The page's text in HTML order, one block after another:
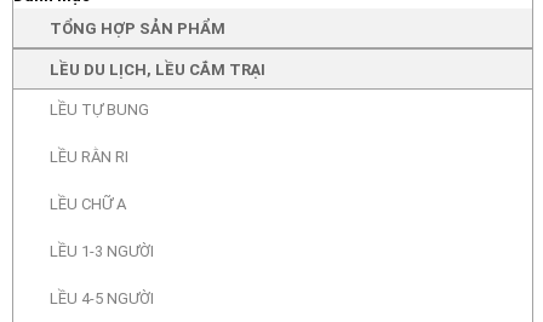
TỔNG HỢP SẢN PHẨM
LỀU DU LỊCH, LỀU CẮM TRẠI
LỀU TỰ BUNG
LỀU RẰN RI
LỀU CHỮ A
LỀU 1-3 NGƯỜI
LỀU 4-5 NGƯỜI